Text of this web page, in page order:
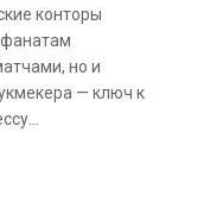
конторы
но и
— ключ к